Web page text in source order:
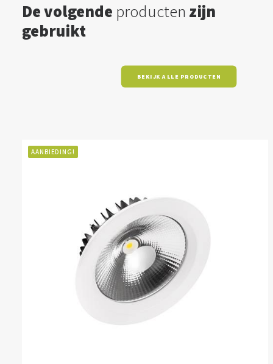
De volgende producten zijn
gebruikt
BEKIJK ALLE PRODUCTEN
AANBIEDING!